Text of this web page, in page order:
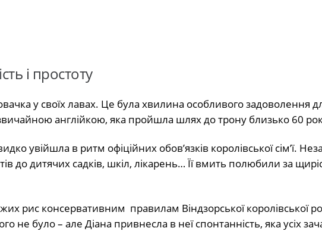
і простоту
у своїх лавах. Це була хвилина особливого задоволення
англійкою, яка пройшла шлях до трону близько 60
увійшла в ритм офіційних обов’язків королівської сім’ї.
до дитячих садків, шкіл, лікарень… Її вмить полюбили за
рис консервативним правилам Віндзорської королівської
не було – але Діана привнесла в неї спонтанність, яка усіх